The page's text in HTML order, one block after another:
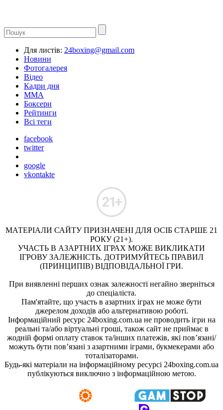
Для листів: 24boxing@gmail.com
Новини
Фотогалерея
Відео
Кадри дня
ММА
Боксери
Рейтинги
Всі теги
facebook
twitter
google
vkontakte
МАТЕРІАЛИ САЙТУ ПРИЗНАЧЕНІ ДЛЯ ОСІБ СТАРШЕ 21
РОКУ (21+).
УЧАСТЬ В АЗАРТНИХ ІГРАХ МОЖЕ ВИКЛИКАТИ
ІГРОВУ ЗАЛЕЖНІСТЬ. ДОТРИМУЙТЕСЬ ПРАВИЛ
(ПРИНЦИПІВ) ВІДПОВІДАЛЬНОЇ ГРИ.
При виявленні перших ознак залежності негайно зверніться
до спеціаліста.
Пам'ятайте, що участь в азартних іграх не може бути
джерелом доходів або альтернативою роботі.
Інформаційний ресурс 24boxing.com.ua не проводить ігри на
реальні та/або віртуальні гроші, також сайт не приймає в
жодній формі оплату ставок та/інших платежів, які пов’язані/
можуть бути пов’язані з азартними іграми, букмекерами або
тоталізаторами.
Будь-які матеріали на інформаційному ресурсі 24boxing.com.ua
публікуються виключно з інформаційною метою.